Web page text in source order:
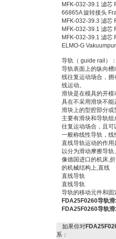
MFK-032-39.1 滤芯
66865A 旋转接头
MFK-032-39.3 滤芯
MFK-032-39.1 滤芯
MFK-032-39.1 滤芯
ELMO-G
导轨（ guide rail）
导轨表面上的纵向
线往复运动场合，
线运动。
滑块是在模具的开
具在不采用滑块不
滑块上的型腔部分
主要有滑块和导轨
往复运动场合，且
一般称线性导轨，线
直线导轨运动的作
以分为滑动摩擦导
像德国进口的机床,
的机械结构上,直线
直线导轨
直线导轨
导轨的移动元件和
FDA25F0260导轨
FDA25F0260导轨
如果你对
系：